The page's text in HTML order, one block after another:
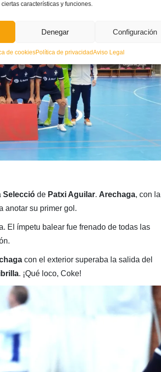
características y funciones.
Denegar Configuración
de cookiesPolítica de privacidadAviso Legal
Seleccióde Patxi Aguilar. Arechaga, con la
anotar su primer gol.
El ímpetu balear fue frenado de todas las
con el exterior superaba la salida del
. ¡Qué loco, Coke!